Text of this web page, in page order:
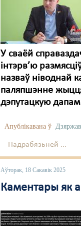
У сваёй
інтэрв’ю
назваў ніводнай
паляпшэнне
дэпутацкую
Апублікавана ў
Падрабязьней ...
Аўторак, 18 Сакавік 2025
Каментары як